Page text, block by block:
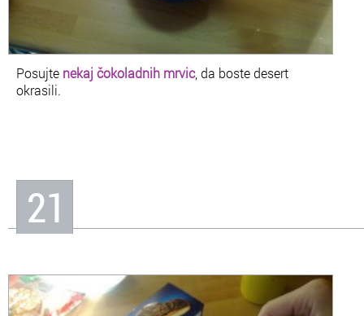
Posujte nekaj čokoladnih mrvic, da boste desert
okrasili.
21